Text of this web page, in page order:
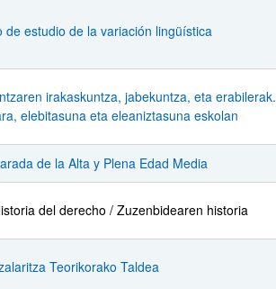
de estudio de la variación lingüística
irakaskuntza, jabekuntza, eta erabilerak.
elebitasuna eta eleaniztasuna eskolan
de la Alta y Plena Edad Media
del derecho / Zuzenbidearen historia
Teorikorako Taldea